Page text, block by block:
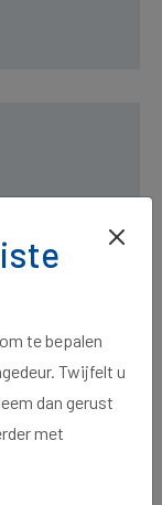
te bepalen
Twijfelt u
dan gerust
met